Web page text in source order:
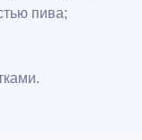
пива;